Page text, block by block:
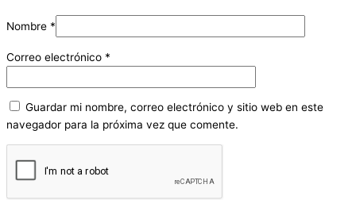
Nombre *
Correo electrónico *
Guardar mi nombre, correo electrónico y sitio web en este
navegador para la próxima vez que comente.